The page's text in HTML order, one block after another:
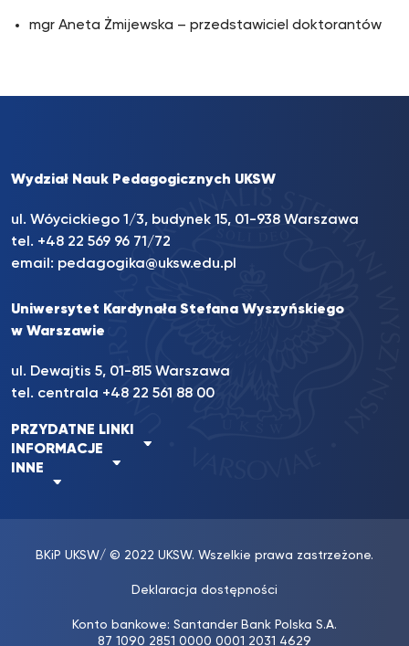
mgr Aneta Żmijewska – przedstawiciel doktorantów
Wydział Nauk Pedagogicznych UKSW
ul. Wóycickiego 1/3, budynek 15, 01-938 Warszawa
tel. +48 22 569 96 71/72
email: pedagogika@uksw.edu.pl
Uniwersytet Kardynała Stefana Wyszyńskiego
w Warszawie
ul. Dewajtis 5, 01-815 Warszawa
tel. centrala +48 22 561 88 00
PRZYDATNE LINKI
INFORMACJE
INNE
BKiP UKSW/ © 2022 UKSW. Wszelkie prawa zastrzeżone.
Deklaracja dostępności
Konto bankowe: Santander Bank Polska S.A.
87 1090 2851 0000 0001 2031 4629